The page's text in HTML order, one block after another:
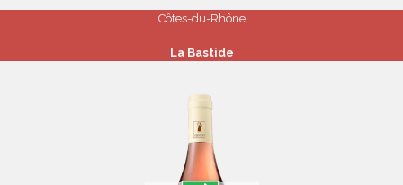
Côtes-du-Rhône
La Bastide